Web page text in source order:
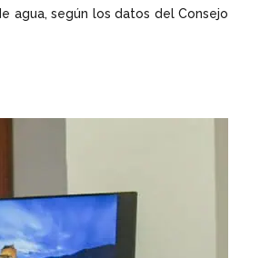
agua, según los datos del Consejo